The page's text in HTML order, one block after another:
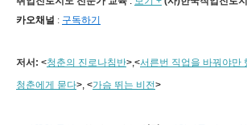
카오채널 : 구독하기
저서: <청춘의 진로나침반>,<서른번 직업을 바꿔야만
청춘에게 묻다>, <가슴 뛰는 비전>